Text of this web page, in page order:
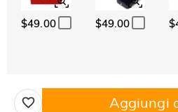
$49.00 $49.00
Aggiungi